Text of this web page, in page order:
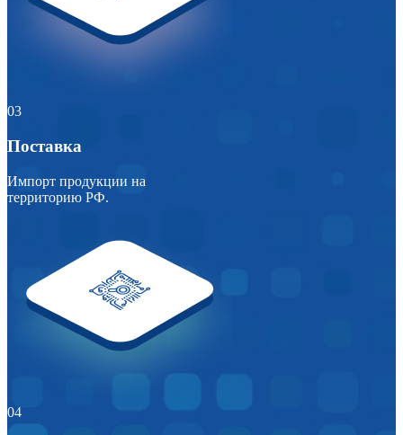
03
Поставка
Импорт продукции на
территорию РФ.
04